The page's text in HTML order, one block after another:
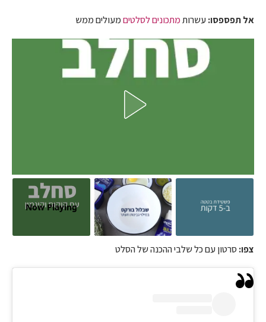
אל תפספסו:עשרותמתכונים לסלטיםמעולים ממש
Now Playing
צפו:סרטון עם כל שלבי ההכנה של הסלט